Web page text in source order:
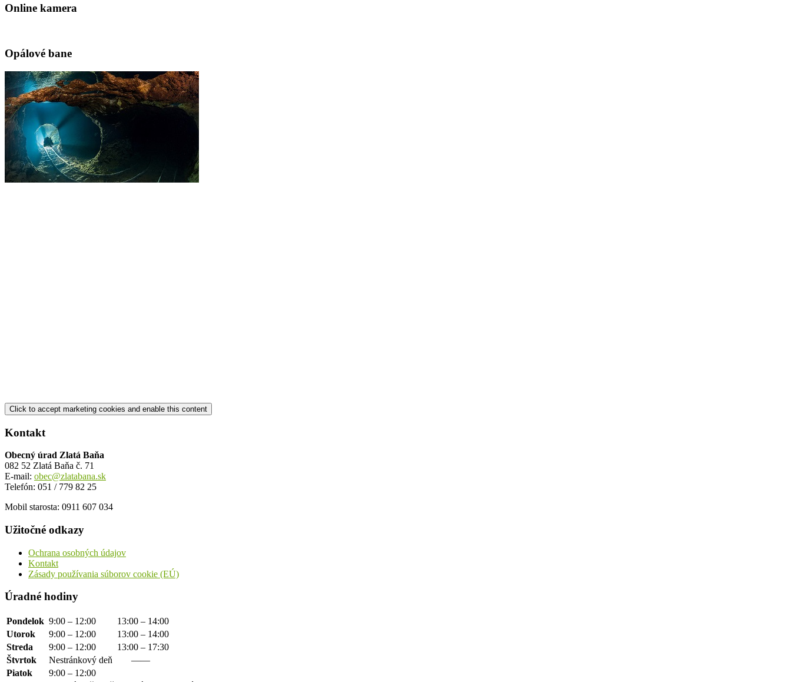
Online kamera
Opálové bane
Click to accept marketing cookies and enable this content
Kontakt
Obecný úrad Zlatá Baňa
082 52 Zlatá Baňa č. 71
E-mail: obec@zlatabana.sk
Telefón: 051 / 779 82 25
Mobil starosta: 0911 607 034
Užitočné odkazy
Ochrana osobných údajov
Kontakt
Zásady používania súborov cookie (EÚ)
Úradné hodiny
Pondelok 9:00 – 12:00
13:00 – 14:00
Utorok
9:00 – 12:00
13:00 – 14:00
Streda
9:00 – 12:00
13:00 – 17:30
Štvrtok
Nestránkový deň
——
Piatok
9:00 – 12:00